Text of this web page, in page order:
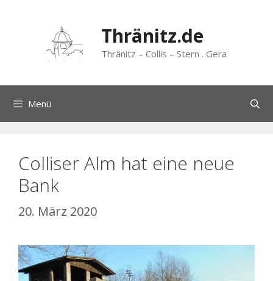
springen
Thränitz.de
Thränitz – Collis – Stern . Gera
Menü
Colliser Alm hat eine neue
Bank
20. März 2020